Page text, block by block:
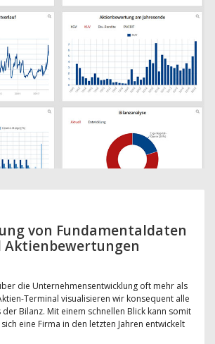
von Fundamentaldaten
Aktienbewertungen
die Unternehmensentwicklung oft mehr als
Terminal visualisieren wir konsequent alle
Bilanz. Mit einem schnellen Blick kann somit
eine Firma in den letzten Jahren entwickelt